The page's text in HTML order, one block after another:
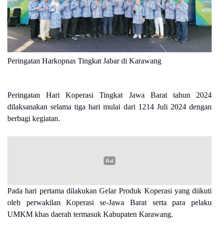
Peringatan Harkopnas Tingkat Jabar di Karawang
Peringatan Hari Koperasi Tingkat Jawa Barat tahun 2024
dilaksanakan selama tiga hari mulai dari 1214 Juli 2024 dengan
berbagi kegiatan.
Pada hari pertama dilakukan Gelar Produk Koperasi yang diikuti
oleh perwakilan Koperasi se-Jawa Barat serta para pelaku
UMKM khas daerah termasuk Kabupaten Karawang.